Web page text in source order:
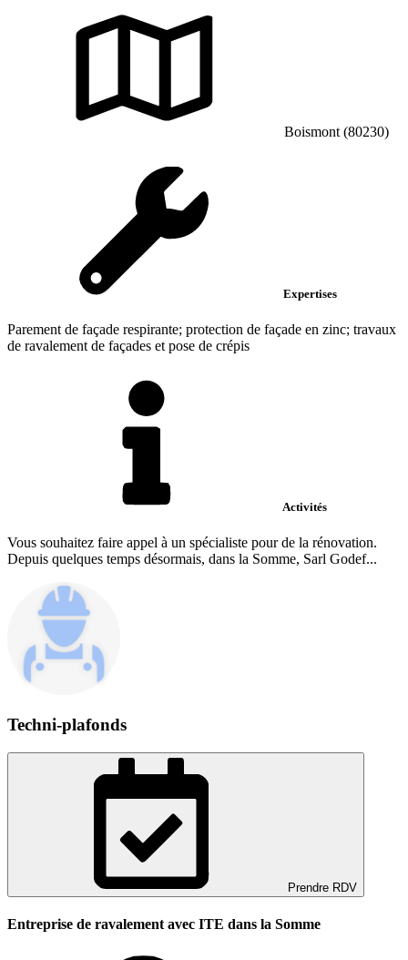
Boismont (80230)
Expertises
Parement de façade respirante; protection de façade en zinc; travaux
de ravalement de façades et pose de crépis
Activités
Vous souhaitez faire appel à un spécialiste pour de la rénovation.
Depuis quelques temps désormais, dans la Somme, Sarl Godef...
Techni-plafonds
Prendre RDV
Entreprise de ravalement avec ITE dans la Somme